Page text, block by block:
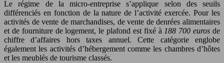
Le régime de la micro-entreprise s’applique selon des seuils
différenciés en fonction de la nature de l’activité exercée. Pour les
activités de vente de marchandises, de vente de denrées alimentaires
et de fourniture de logement, le plafond est fixé à 188 700 eurosde
chiffre d’affaires hors taxes annuel. Cette catégorie englobe
également les activités d’hébergement comme les chambres d’hôtes
et les meublés de tourisme classés.